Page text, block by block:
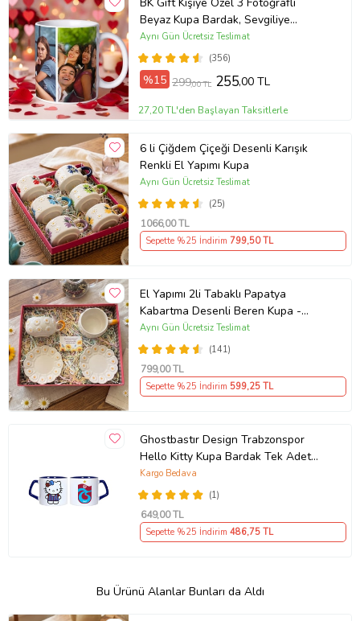
Beyaz Kupa Bardak, Sevgiliye
Hediye, Arkadaşa Hediye
(356)
Aynı Gün Ücretsiz Teslimat
%15 299,00 TL 255,00 TL
27,20 TL'den Başlayan Taksitlerle
6 li Çiğdem Çiçeği Desenli Karışık
Renkli El Yapımı Kupa
(25)
Aynı Gün Ücretsiz Teslimat
1066,00 TL
Sepette %25 İndirim 799,50 TL
El Yapımı 2li Tabaklı Papatya
Kabartma Desenli Beren Kupa -
Seviyor Sevmiyor
(141)
Aynı Gün Ücretsiz Teslimat
799,00 TL
Sepette %25 İndirim 599,25 TL
Ghostbastır Design Trabzonspor
Hello Kitty Kupa Bardak Tek Adet
089
(1)
Kargo Bedava
649,00 TL
Sepette %25 İndirim 486,75 TL
Bu Ürünü Alanlar Bunları da Aldı